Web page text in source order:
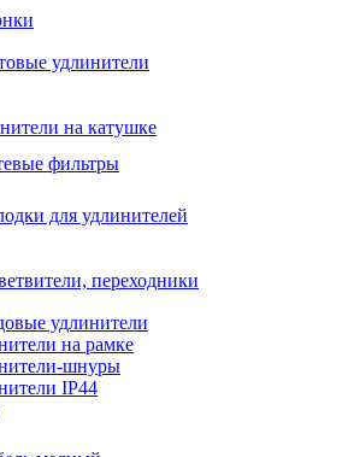
удлинители
на катушке
фильтры
для удлинителей
переходники
удлинители
на рамке
шнуры
IP44